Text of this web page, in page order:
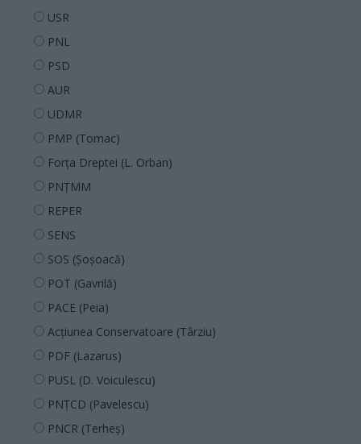
USR
PNL
PSD
AUR
UDMR
PMP (Tomac)
Forța Dreptei (L. Orban)
PNȚMM
REPER
SENS
SOS (Șoșoacă)
POT (Gavrilă)
PACE (Peia)
Acțiunea Conservatoare (Târziu)
PDF (Lazarus)
PUSL (D. Voiculescu)
PNȚCD (Pavelescu)
PNCR (Terheș)